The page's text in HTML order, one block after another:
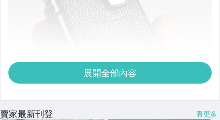
展開全部內容
賣家最新刊登 看更多